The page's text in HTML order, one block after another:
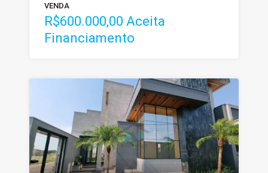
VENDA
R$600.000,00 Aceita
Financiamento